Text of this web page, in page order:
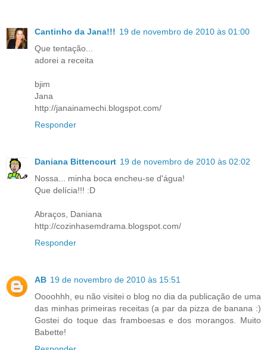
Cantinho da Jana!!! 19 de novembro de 2010 às 01:00
Que tentação...
adorei a receita
bjim
Jana
http://janainamechi.blogspot.com/
Responder
Daniana Bittencourt 19 de novembro de 2010 às 02:02
Nossa... minha boca encheu-se d'água!
Que delícia!!! :D
Abraços, Daniana
http://cozinhasemdrama.blogspot.com/
Responder
AB 19 de novembro de 2010 às 15:51
Oooohhh, eu não visitei o blog no dia da publicação de uma
das minhas primeiras receitas (a par da pizza de banana :)
Gostei do toque das framboesas e dos morangos. Muito
Babette!